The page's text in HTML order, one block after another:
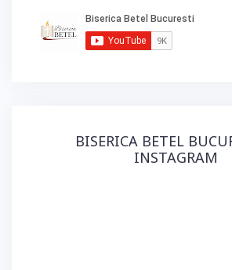
BISERICA BETEL
INSTAGRAM